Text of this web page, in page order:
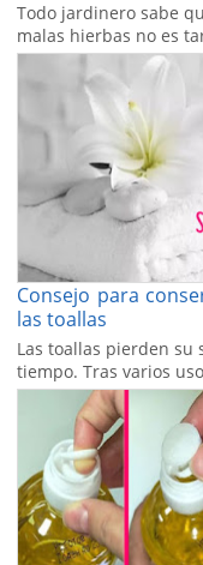
Todo jardinero sabe
malas hierbas no es
Consejo para
las toallas
Las toallas pierden su
tiempo. Tras varios